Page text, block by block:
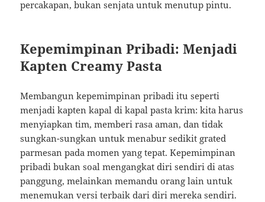
percakapan, bukan senjata untuk menutup pintu.
Kepemimpinan Pribadi: Menjadi
Kapten Creamy Pasta
Membangun kepemimpinan pribadi itu seperti
menjadi kapten kapal di kapal pasta krim: kita harus
menyiapkan tim, memberi rasa aman, dan tidak
sungkan-sungkan untuk menabur sedikit grated
parmesan pada momen yang tepat. Kepemimpinan
pribadi bukan soal mengangkat diri sendiri di atas
panggung, melainkan memandu orang lain untuk
menemukan versi terbaik dari diri mereka sendiri.